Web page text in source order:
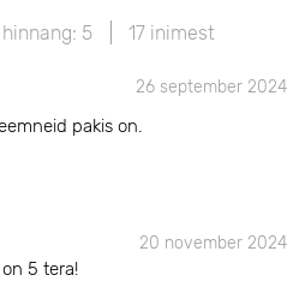
5 17 inimest
26 september 2024
pakis on.
20 november 2024
5 tera!